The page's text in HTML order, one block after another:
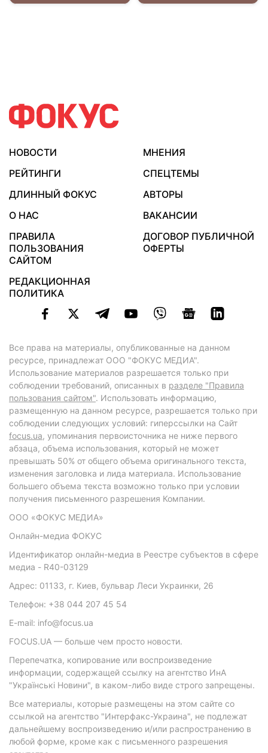
НОВОСТИ
МНЕНИЯ
РЕЙТИНГИ
СПЕЦТЕМЫ
ДЛИННЫЙ ФОКУС
АВТОРЫ
О НАС
ВАКАНСИИ
ПРАВИЛА
ПОЛЬЗОВАНИЯ
САЙТОМ
ДОГОВОР ПУБЛИЧНОЙ
ОФЕРТЫ
РЕДАКЦИОННАЯ
ПОЛИТИКА
Все права на материалы, опубликованные на данном
ресурсе, принадлежат ООО "ФОКУС МЕДИА".
Использование материалов разрешается только при
соблюдении требований, описанных в разделе "Правила
пользования сайтом". Использовать информацию,
размещенную на данном ресурсе, разрешается только при
соблюдении следующих условий: гиперссылки на Сайт
focus.ua, упоминания первоисточника не ниже первого
абзаца, объема использования, который не может
превышать 50% от общего объема оригинального текста,
изменения заголовка и лида материала. Использование
большего объема текста возможно только при условии
получения письменного разрешения Компании.
ООО «ФОКУС МЕДИА»
Онлайн-медиа ФОКУС
Идентификатор онлайн-медиа в Реестре субъектов в сфере
медиа - R40-03129
Адрес: 01133, г. Киев, бульвар Леси Украинки, 26
Телефон: +38 044 207 45 54
E-mail: info@focus.ua
FOCUS.UA — больше чем просто новости.
Перепечатка, копирование или воспроизведение
информации, содержащей ссылку на агентство ИнА
"Українські Новини", в каком-либо виде строго запрещены.
Все материалы, которые размещены на этом сайте со
ссылкой на агентство "Интерфакс-Украина", не подлежат
дальнейшему воспроизведению и/или распространению в
любой форме, кроме как с письменного разрешения